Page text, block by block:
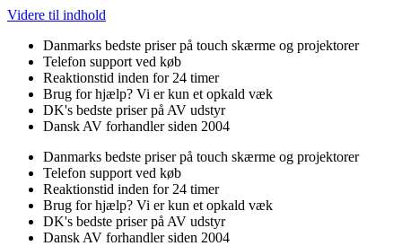
Videre til indhold
Danmarks bedste priser på touch skærme og projektorer
Telefon support ved køb
Reaktionstid inden for 24 timer
Brug for hjælp? Vi er kun et opkald væk
DK's bedste priser på AV udstyr
Dansk AV forhandler siden 2004
Danmarks bedste priser på touch skærme og projektorer
Telefon support ved køb
Reaktionstid inden for 24 timer
Brug for hjælp? Vi er kun et opkald væk
DK's bedste priser på AV udstyr
Dansk AV forhandler siden 2004